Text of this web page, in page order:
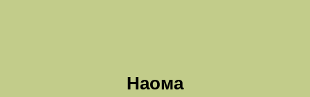
Наома